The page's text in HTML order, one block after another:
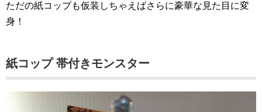
ただの紙コップも仮装しちゃえばさらに豪華な見た目に変
身！
紙コップ 帯付きモンスター